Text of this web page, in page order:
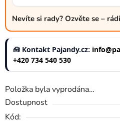
Nevíte si rady? Ozvěte se –
🧰 Kontakt Pajandy.cz:
+420 734 540 530
Položka byla vyprodána…
Dostupnost
Kód: